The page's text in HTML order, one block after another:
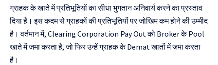
ग्राहक के खाते में प्रतिभूतियों का सीधा भुगतान अनिवार्य करने का प्रस्ताव
दिया है। इस कदम से ग्राहकों की प्रतिभूतियों पर जोखिम कम होने की उम्मीद
है। वर्तमान में, Clearing Corporation Pay Out को Broker के Pool
खाते में जमा करता है, जो फिर उन्हें ग्राहक के Demat खातों में जमा करता
है।